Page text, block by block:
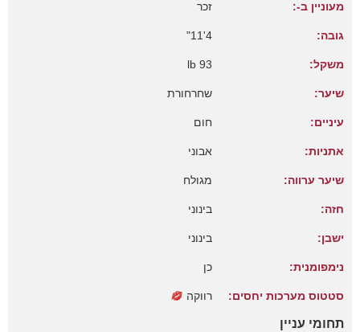
מעוניין ב-: זכר
גובה: 4'11"
משקל: 93 lb
שיער: שחרחורת
עיניים: חום
אתניות: אבוני
שיער ערווה: מגולח
חזה: בינוני
ישבן: בינוני
נימפומנית: כן
סטטוס מערכות יחסים: רווקה
תחומי עניין